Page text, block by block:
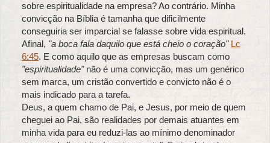
sobre espiritualidade na empresa? Ao contrário. Minha
convicção na Bíblia é tamanha que dificilmente
conseguiria ser imparcial se falasse sobre vida espiritual.
Afinal, "a boca fala daquilo que está cheio o coração" Lc
6:45. E como aquilo que as empresas buscam como
"espiritualidade"não é uma convicção, mas um genérico
sem marca, um cristão convertido e convicto não é o
mais indicado para a tarefa.
Deus, a quem chamo de Pai, e Jesus, por meio de quem
cheguei ao Pai, são realidades por demais atuantes em
minha vida para eu reduzi-las ao mínimo denominador